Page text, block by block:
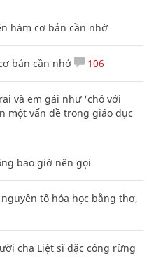
hàm cơ bản cần nhớ
bản cần nhớ 106
và em gái như 'chó với
một vấn đề trong giáo dục
bao giờ nên gọi
tố hóa học bằng thơ,
cha Liệt sĩ đặc công rừng